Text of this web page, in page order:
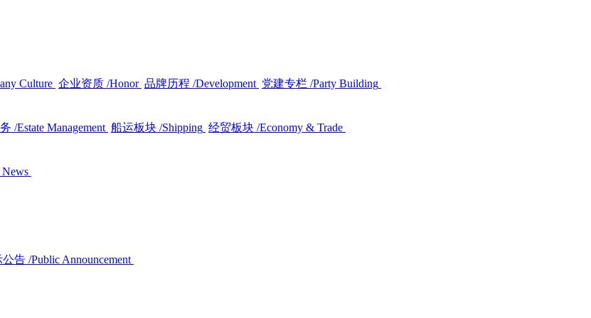
Culture 企业资质 /Honor 品牌历程 /Development 党建专栏 /Party Building
/Estate Management 船运板块 /Shipping 经贸板块 /Economy & Trade
公告 /Public Announcement